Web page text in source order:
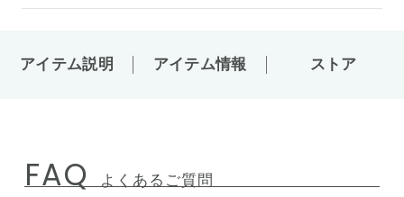
アイテム説明 アイテム情報 ストア
FAQ よくあるご質問